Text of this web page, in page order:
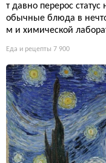
т давно перерос
обычные блюда в
м и химической
Еда и рецепты 7 900